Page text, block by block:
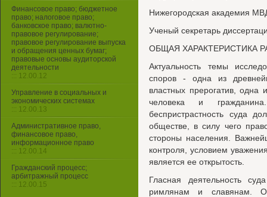
Нижегородская академия
Ученый секретарь
ОБЩАЯ ХАРАКТЕРИСТИКА
Актуальность темы
споров - одна из
властных прерогатив,
человека и
беспристрастность суда
обществе, в силу чего
стороны населения.
контроля, условием
является ее открытость.
Гласная деятельность
римлянам и славянам.
Финансовое право; бюджетное
право; налоговое право;
банковское право; валютно-
правовое регулирование;
правовое регулирование выпуска
и обращения ценных бумаг;
правовые основы аудиторской
деятельности
::: 12.00.12
Управление в социальных и
экономических системах
::: 12.00.13
Административное право,
финансовое право,
информационное право
::: 12.00.14
Гражданский процесс;
арбитражный процесс
::: 12.00.15